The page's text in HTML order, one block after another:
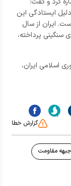
ایستادگی این
ایران از سال
سنگینی پرداخته،
اسلامی ایران،
گزارش خطا
جبهه مقاومت